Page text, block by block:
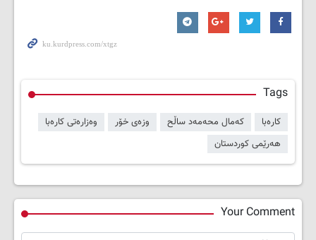
Tags
کارەبا کەمال محەمەد ساڵح وزەی خۆر
وەزارەتی کارەبا
هەرێمی کوردستان
Your Comment